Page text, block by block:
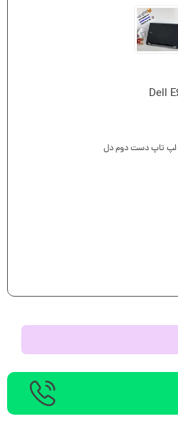
لپ تاپ دست دوم دل